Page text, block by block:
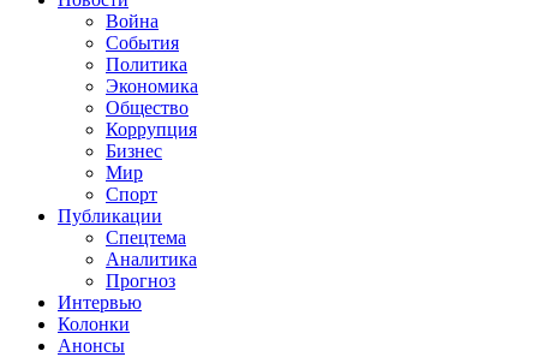
Война
События
Политика
Экономика
Общество
Коррупция
Бизнес
Мир
Спорт
Публикации
Спецтема
Аналитика
Прогноз
Интервью
Колонки
Анонсы